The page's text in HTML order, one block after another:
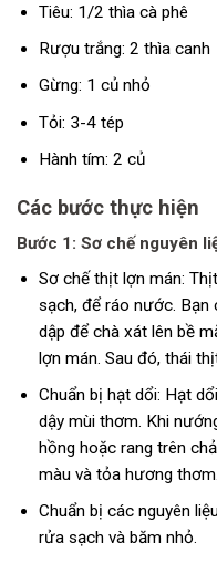
Tiêu: 1/2 thìa cà phê
Rượu trắng: 2 thìa canh
Gừng: 1 củ nhỏ
Tỏi: 3-4 tép
Hành tím: 2 củ
Các bước thực hiện
Bước 1: Sơ chế nguyên
Sơ chế thịt lợn mán:
sạch, để ráo nước. Bạn
dập để chà xát lên bề
lợn mán. Sau đó, thái
Chuẩn bị hạt dổi: Hạt
dậy mùi thơm. Khi
hồng hoặc rang trên
màu và tỏa hương
Chuẩn bị các nguyên
rửa sạch và băm nhỏ.